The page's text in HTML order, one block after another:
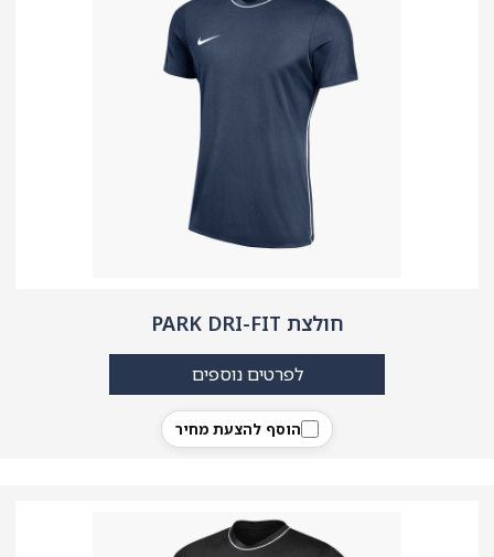
חולצת PARK DRI-FIT
הוסף להצעת מחיר
לפרטים נוספים